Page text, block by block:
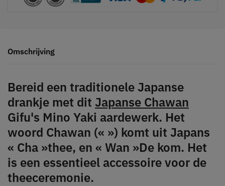
Omschrijving
Bereid een traditionele Japanse
drankje met dit Japanse Chawan
Gifu's Mino Yaki aardewerk. Het
woord Chawan (« ») komt uit Japans
« Cha »thee, en « Wan »De kom. Het
is een essentieel accessoire voor de
theeceremonie.